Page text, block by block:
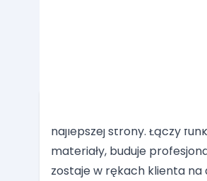
najlepszej strony. Łączy
materiały, buduje
zostaje w rękach klienta na